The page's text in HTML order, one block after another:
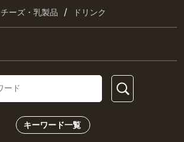
チーズ・乳製品 / ドリンク
キーワード一覧